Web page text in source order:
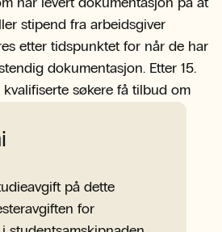
stipend fra arbeidsgiver
etter tidspunktet for når de har
dokumentasjon. Etter 15.
søkere få tilbud om
rangeres etter
og fullstendig
på dette
for